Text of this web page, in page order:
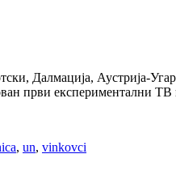
Далмација, Аустрија-
први експериментални
, un, vinkovci